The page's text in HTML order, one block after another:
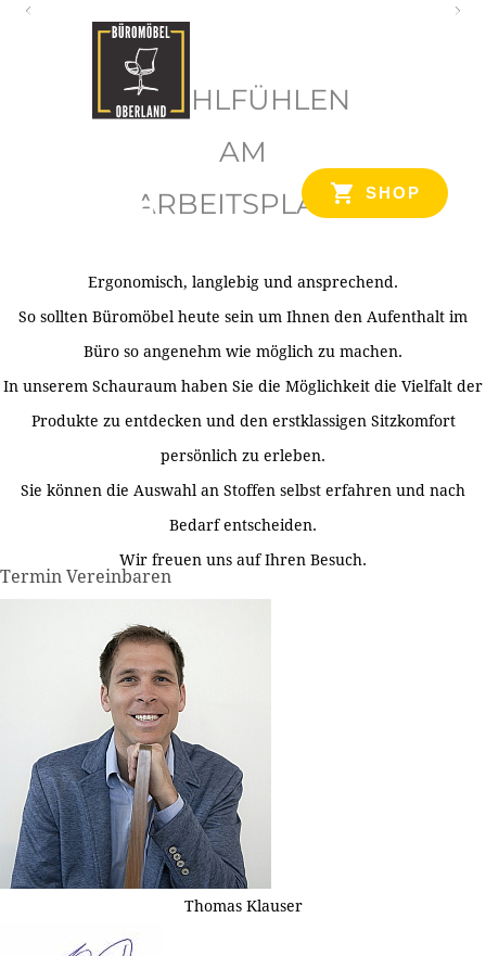
SHOP
WOHLFÜHLEN
AM
ARBEITSPLATZ
Ergonomisch, langlebig und ansprechend.
So sollten Büromöbel heute sein um Ihnen den Aufenthalt im
Büro so angenehm wie möglich zu machen.
In unserem Schauraum haben Sie die Möglichkeit die Vielfalt der
Produkte zu entdecken und den erstklassigen Sitzkomfort
persönlich zu erleben.
Sie können die Auswahl an Stoffen selbst erfahren und nach
Bedarf entscheiden.
Wir freuen uns auf Ihren Besuch.
Termin Vereinbaren
Thomas Klauser